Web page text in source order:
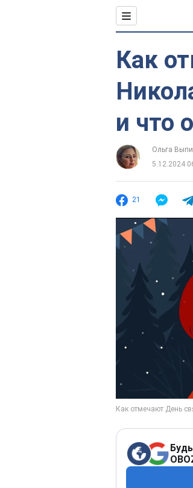
Как
и что
Ольга
5.12.2024
21